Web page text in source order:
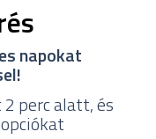
napokat
perc alatt, és